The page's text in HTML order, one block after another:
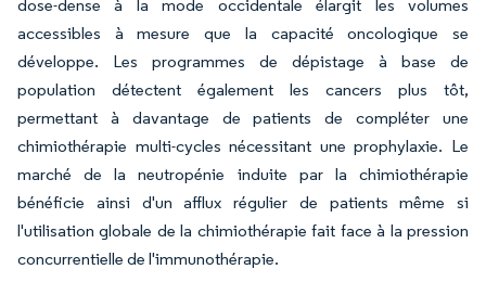
dose-dense à la mode occidentale élargit les volumes
accessibles à mesure que la capacité oncologique se
développe. Les programmes de dépistage à base de
population détectent également les cancers plus tôt,
permettant à davantage de patients de compléter une
chimiothérapie multi-cycles nécessitant une prophylaxie. Le
marché de la neutropénie induite par la chimiothérapie
bénéficie ainsi d'un afflux régulier de patients même si
l'utilisation globale de la chimiothérapie fait face à la pression
concurrentielle de l'immunothérapie.